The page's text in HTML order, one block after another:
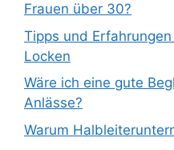
Frauen über 30?
Tipps und
Locken
Wäre ich eine gute
Anlässe?
Warum